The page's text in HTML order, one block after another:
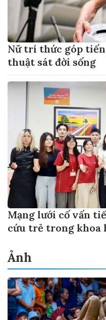
Nữ trí thức góp
thuật sát đời sống
Mạng lưới cố vấn
cứu trẻ trong khoa
Ảnh